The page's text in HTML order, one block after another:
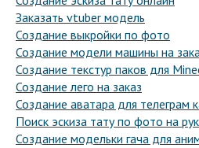
Заказать vtuber модель
Создание выкройки по фото
Создание модели машины на
Создание текстур паков для
Создание лего на заказ
Создание аватара для телеграм
Поиск эскиза тату по фото на
Создание модельки гача для